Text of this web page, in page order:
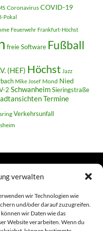
verwalten
wir Technologien wie
und/oder darauf zuzugreifen.
wir Daten wie das
Website verarbeiten. Wenn du
Coronavirus COVID-19
Pokal
Feuerwehr Frankfurt-Höchst
freie Software Fußball
(HEF) Höchst Jazz
Mike Josef Mond Nied
2 SchwanheimSieringstraße
Termine
Verkehrsunfall